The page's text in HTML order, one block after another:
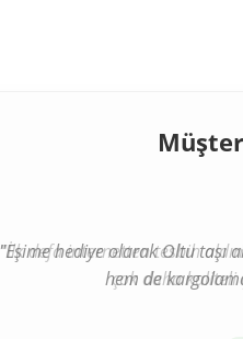
"İlk defa internetten tesbih
çok daha kaliteli